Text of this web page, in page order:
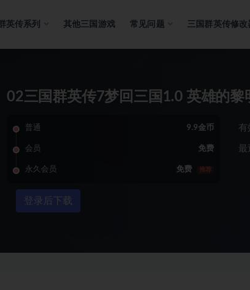
英传系列 其他三国游戏 常见问题 三国群英传修改
02三国群英传7梦回三国1.0 英雄的黎
普通 9.9金币
会员 免费
永久会员 免费 推荐
有
最
登录后下载